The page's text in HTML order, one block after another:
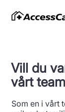
Vill du
vårt
Som en i vårt